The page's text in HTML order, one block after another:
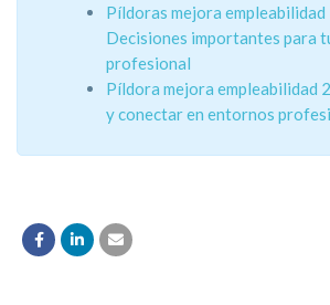
Píldoras mejora empleabilidad
Decisiones importantes para
profesional
Píldora mejora empleabilidad
y conectar en entornos